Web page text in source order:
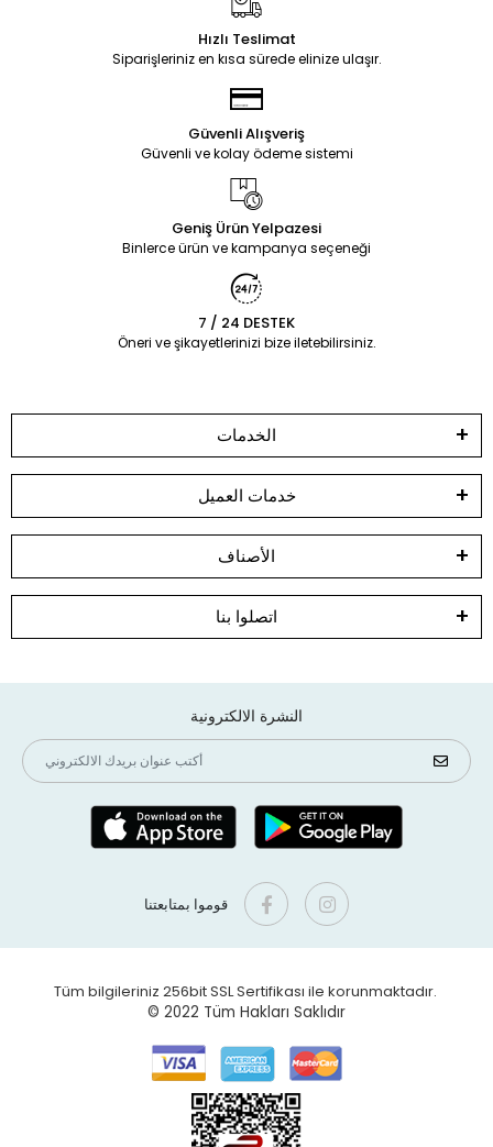
Hızlı Teslimat
Siparişleriniz en kısa sürede elinize ulaşır.
Güvenli Alışveriş
Güvenli ve kolay ödeme sistemi
Geniş Ürün Yelpazesi
Binlerce ürün ve kampanya seçeneği
7 / 24 DESTEK
Öneri ve şikayetlerinizi bize iletebilirsiniz.
الخدمات
خدمات العميل
الأصناف
اتصلوا بنا
النشرة الالكترونية
قوموا بمتابعتنا
Tüm bilgileriniz 256bit SSL Sertifikası ile korunmaktadır.
© 2022 Tüm Hakları Saklıdır